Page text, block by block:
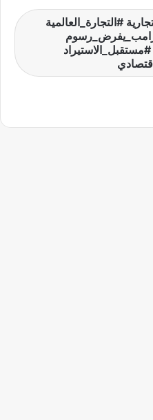
#التجارة_العالمية